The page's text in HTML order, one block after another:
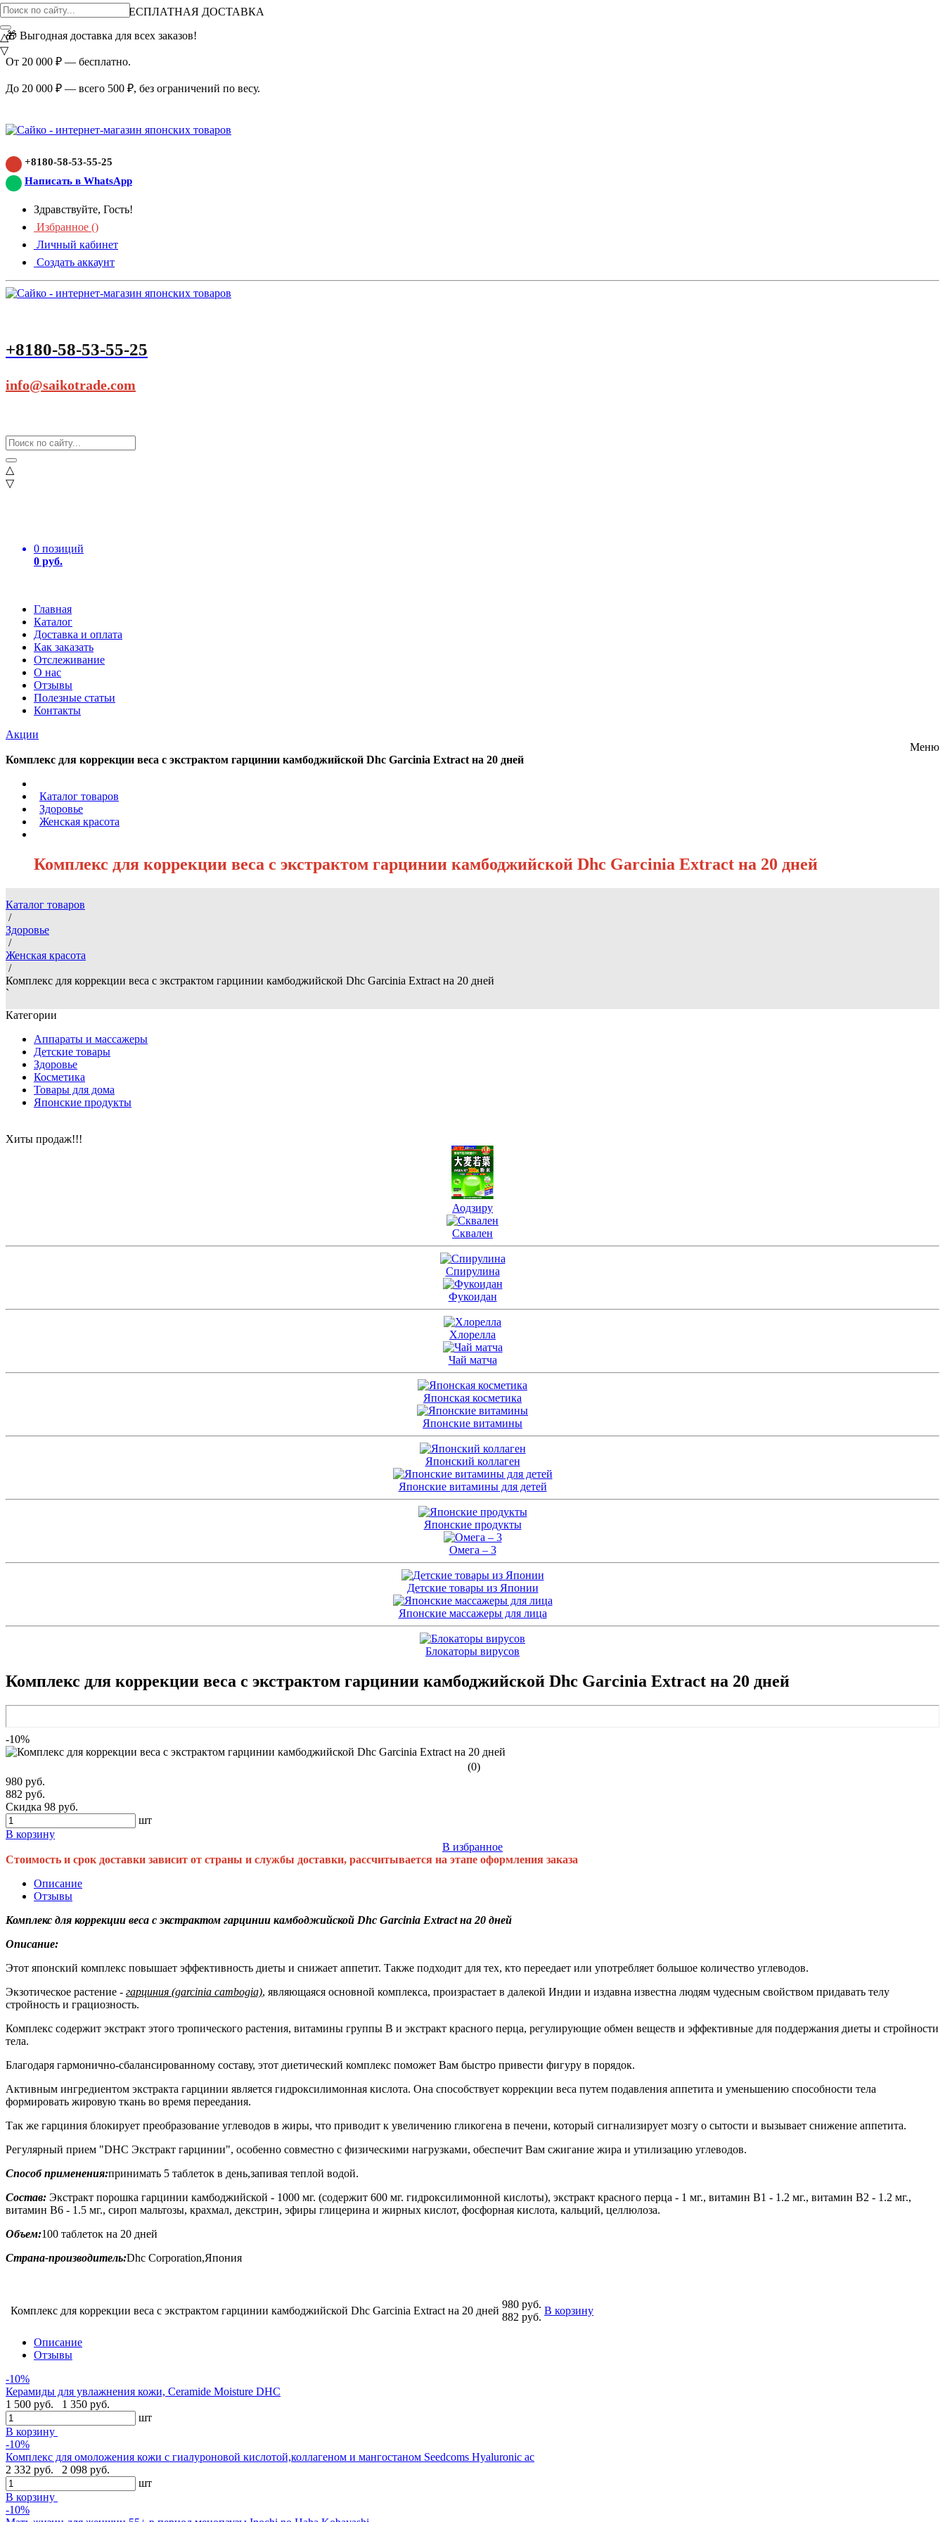
ВНИМАНИЕ АКЦИЯ!
БЕСПЛАТНАЯ ДОСТАВКА
🎁 Выгодная доставка для всех заказов!
От 20 000 ₽ — бесплатно.
До 20 000 ₽ — всего 500 ₽, без ограничений по весу.
+8180-58-53-55-25
Написать в WhatsApp
Здравствуйте, Гость!
Избранное ()
Личный кабинет
Создать аккаунт
+8180-58-53-55-25
info@saikotrade.com
△
▽
0 позиций
0 руб.
Главная
Каталог
Доставка и оплата
Как заказать
Отслеживание
О нас
Отзывы
Полезные статьи
Контакты
Акции
△
▽
Меню
Комплекс для коррекции веса с экстрактом гарцинии камбоджийской Dhc Garcinia Extract на 20 дней
Каталог товаров
Здоровье
Женская красота
Комплекс для коррекции веса с экстрактом гарцинии камбоджийской Dhc Garcinia Extract на 20 дней
Каталог товаров
/
Здоровье
/
Женская красота
/
Комплекс для коррекции веса с экстрактом гарцинии камбоджийской Dhc Garcinia Extract на 20 дней
`
Категории
Аппараты и массажеры
Детские товары
Здоровье
Косметика
Товары для дома
Японские продукты
Хиты продаж!!!
Аодзиру
Сквален
Спирулина
Фукоидан
Хлорелла
Чай матча
Японская косметика
Японские витамины
Японский коллаген
Японские витамины для детей
Японские продукты
Омега – 3
Детские товары из Японии
Японские массажеры для лица
Блокаторы вирусов
Комплекс для коррекции веса с экстрактом гарцинии камбоджийской Dhc Garcinia Extract на 20 дней
-10%
(0)
980 руб.
882 руб.
Скидка 98 руб.
шт
В корзину
В избранное
Стоимость и срок доставки зависит от страны и службы доставки, рассчитывается на этапе оформления заказа
Описание
Отзывы
Комплекс для коррекции веса с экстрактом гарцинии камбоджийской Dhc Garcinia Extract на 20 дней
Описание:
Этот японский комплекс повышает эффективность диеты и снижает аппетит. Также подходит для тех, кто переедает или употребляет большое количество углеводов.
Экзотическое растение - гарциния (garcinia cambogia), являющаяся основной комплекса, произрастает в далекой Индии и издавна известна людям чудесным свойством придавать телу
стройность и грациозность.
Комплекс содержит экстракт этого тропического растения, витамины группы В и экстракт красного перца, регулирующие обмен веществ и эффективные для поддержания диеты и стройности
тела.
Благодаря гармонично-сбалансированному составу, этот диетический комплекс поможет Вам быстро привести фигуру в порядок.
Активным ингредиентом экстракта гарцинии является гидроксилимонная кислота. Она способствует коррекции веса путем подавления аппетита и уменьшению способности тела
формировать жировую ткань во время переедания.
Так же гарциния блокирует преобразование углеводов в жиры, что приводит к увеличению гликогена в печени, который сигнализирует мозгу о сытости и вызывает снижение аппетита.
Регулярный прием "DHC Экстракт гарцинии", особенно совместно с физическими нагрузками, обеспечит Вам сжигание жира и утилизацию углеводов.
Способ применения:принимать 5 таблеток в день,запивая теплой водой.
Состав: Экстракт порошка гарцинии камбоджийской - 1000 мг. (содержит 600 мг. гидроксилимонной кислоты), экстракт красного перца - 1 мг., витамин В1 - 1.2 мг., витамин В2 - 1.2 мг.,
витамин В6 - 1.5 мг., сироп мальтозы, крахмал, декстрин, эфиры глицерина и жирных кислот, фосфорная кислота, кальций, целлюлоза.
Объем:100 таблеток на 20 дней
Страна-производитель:Dhc Corporation,Япония
Комплекс для коррекции веса с экстрактом гарцинии камбоджийской Dhc Garcinia Extract на 20 дней
980 руб.
882 руб.
В корзину
Описание
Отзывы
-10%
Керамиды для увлажнения кожи, Ceramide Moisture DHC
1 500 руб.
1 350 руб.
шт
В корзину
-10%
Комплекс для омоложения кожи с гиалуроновой кислотой,коллагеном и мангостаном Seedcoms Hyaluronic ac
2 332 руб.
2 098 руб.
шт
В корзину
-10%